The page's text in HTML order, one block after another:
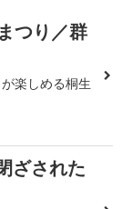
つり／群
楽しめる桐生
ざされた